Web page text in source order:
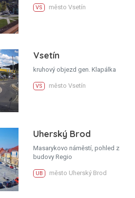
VS město Vsetín
Vsetín
kruhový objezd gen. Klapálka
VS město Vsetín
Uherský Brod
Masarykovo náměstí, pohled z
budovy Regio
UB město Uherský Brod